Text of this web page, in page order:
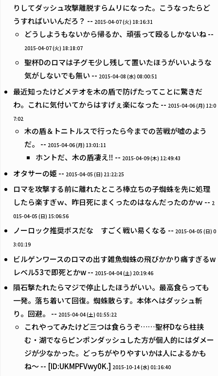
りしてダッシュ攻撃離脱すらムリになった。こうなったらど
うすればいいんだろ？ -- 2015-04-07 (火) 18:16:31
どうしようもないから帰るか、頑張って殴るしかないね --
2015-04-07 (火) 18:18:07
聖杯Dのロマは子グモ少し残して置いたほうがいいような
気がしないでも無い -- 2015-04-08 (水) 08:00:51
最近知ったけどメテオを木の盾で防げたってことに驚きだ
わ。これに気付いてからはすげぇ楽になった -- 2015-04-06 (月) 12:0
7:02
木の盾＆トニトルスで行ったら今までの苦戦が嘘のよう
だ。 -- 2015-04-06 (月) 13:01:11
ホントだ、木の盾凄え‼︎ -- 2015-04-09 (木) 12:49:43
オタサーの姫 -- 2015-04-05 (日) 21:22:25
ロマを攻撃する前に離れたところ棒立ちの子蜘蛛を先に処理
したら楽すぎｗ、昨日死にまくったのはなんだったのかｗ -- 2
015-04-05 (日) 15:06:56
ノーロック推奨ボスだな すごく戦い易くなる -- 2015-04-05 (日) 0
3:01:19
ビルゲンワースのロマの出す雑魚蜘蛛の飛びかかり痛すぎるw
レベル53で即死とかw -- 2015-04-04 (土) 20:19:46
隕石撃たれたらマジで停止したほうがいい。最高食らっても
一発。落ち着いて回復。蜘蛛散らす。本体へはダッシュ斬
り。回避。 -- 2015-04-04 (土) 01:55:22
これやってみたけど三つは食らうぞ……聖杯Dなら柱挟
む・湖でならピンポンダッシュした方が個人的にはダメー
ジが少なかった。どっちがやりやすいかは人によるかも
ね〜 -- [ID:UKMPFVwy0K.] 2015-10-14 (水) 01:16:40